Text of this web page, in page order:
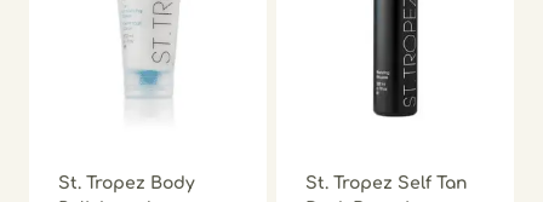
St. Tropez Body
St. Tropez Self Tan